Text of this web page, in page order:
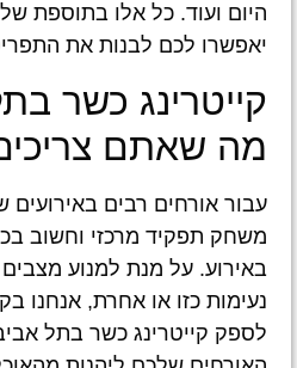
היום ועוד. כל אלו בתוספת
יאפשרו לכם לבנות את
קייטרינג כשר
מה שאתם
עבור אורחים רבים באירועים
משחק תפקיד מרכזי וחשוב
באירוע. על מנת למנוע
נעימות כזו או אחרת, אנחנו
לספק קייטרינג כשר בתל